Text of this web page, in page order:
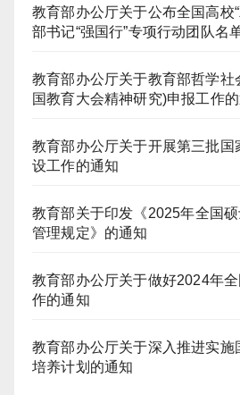
教育部办公厅关于公布全国高校
部书记“强国行”专项行动团队名
教育部办公厅关于教育部哲学社
国教育大会精神研究)申报工作
教育部办公厅关于开展第三批国
设工作的通知
教育部关于印发《2025年全国
管理规定》的通知
教育部办公厅关于做好2024年
作的通知
教育部办公厅关于深入推进实施
培养计划的通知